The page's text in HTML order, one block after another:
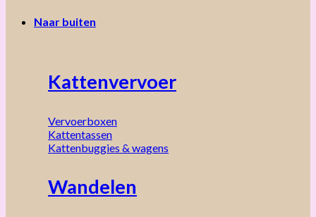
Naar buiten
Kattenvervoer
Vervoerboxen
Kattentassen
Kattenbuggies & wagens
Wandelen